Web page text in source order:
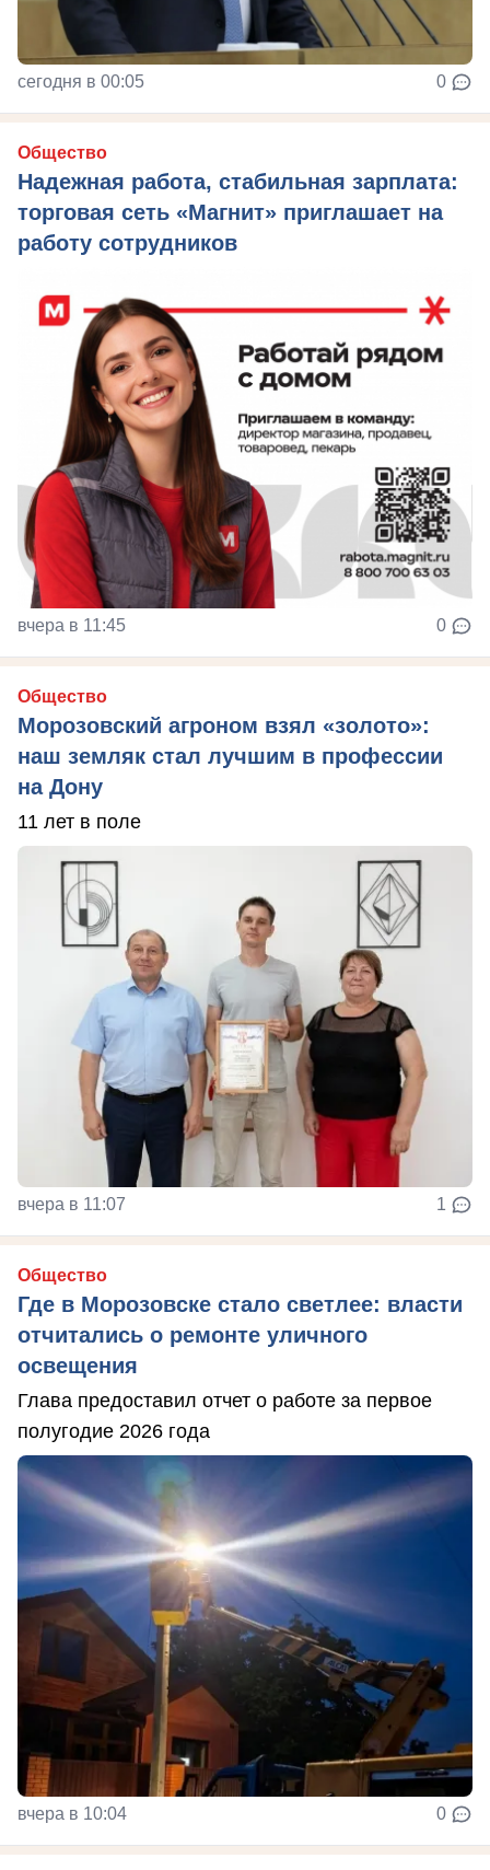
сегодня в 00:05 0
Общество
Надежная работа, стабильная зарплата:
торговая сеть «Магнит» приглашает на
работу сотрудников
вчера в 11:45 0
Общество
Морозовский агроном взял «золото»:
наш земляк стал лучшим в профессии
на Дону
11 лет в поле
вчера в 11:07 1
Общество
Где в Морозовске стало светлее: власти
отчитались о ремонте уличного
освещения
Глава предоставил отчет о работе за первое
полугодие 2026 года
вчера в 10:04 0